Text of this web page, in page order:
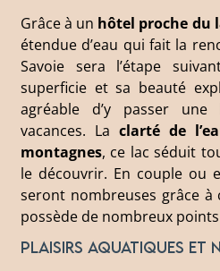
Grâce à un hôtel proche du
étendue d’eau qui fait la
Savoie sera l’étape
superficie et sa beauté
agréable d’y passer
vacances. La clarté de l’
montagnes, ce lac séduit
le découvrir. En couple ou
seront nombreuses grâce
possède de nombreux
Plaisirs aquatiques et